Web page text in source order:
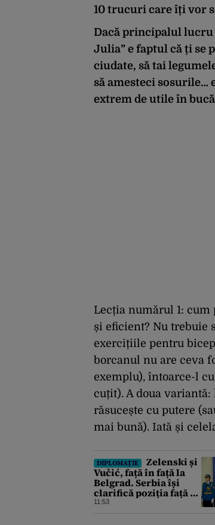
10 trucuri care îți vor
Dacă principalul lucru
Julia” e faptul că ți se
ciudate, să tai
să amesteci sosurile…
extrem de utile în
Lecția numărul 1:
și eficient? Nu trebuie
exercițiile pentru
borcanul nu are ceva
exemplu), întoarce-l
cuțit). A doua
răsucește cu putere
mai bună). Iată și
DIPLOMAȚIE
Zelenski și
Vučić, față în față la
Belgrad. Serbia își
clarifică poziția față de
războiul din Ucraina
11:53